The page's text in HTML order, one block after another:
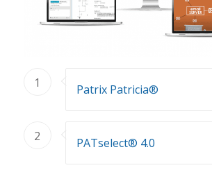
1 Patrix Patricia®
2 PATselect® 4.0